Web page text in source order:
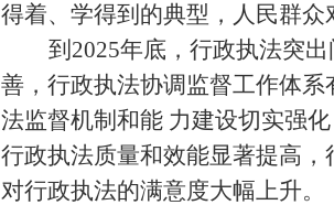
得着、学得到的典型，人民群众
到 2025年底，行政执法突
善，行政执法协调监督工作体
法监督机制和能 力建设切实强
行政执法质量和效能显著提高
对行政执法的满意度大幅上升。